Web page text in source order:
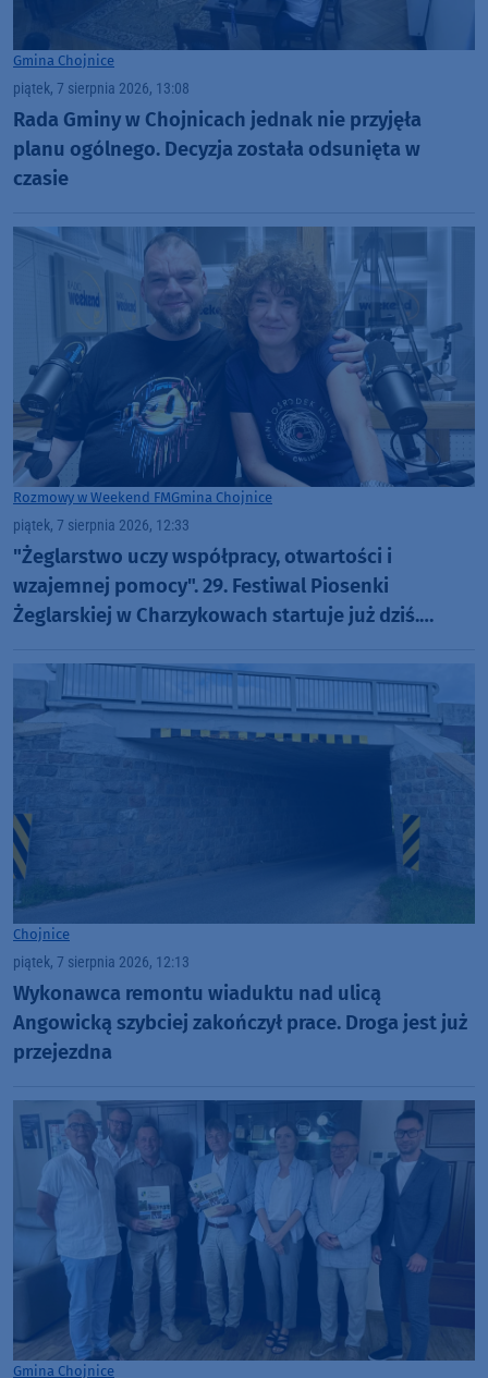
Gmina Chojnice
piątek, 7 sierpnia 2026, 13:08
Rada Gminy w Chojnicach jednak nie przyjęła
planu ogólnego. Decyzja została odsunięta w
czasie
Rozmowy w Weekend FMGmina Chojnice
piątek, 7 sierpnia 2026, 12:33
"Żeglarstwo uczy współpracy, otwartości i
wzajemnej pomocy". 29. Festiwal Piosenki
Żeglarskiej w Charzykowach startuje już dziś.
Chojnice
piątek, 7 sierpnia 2026, 12:13
Wykonawca remontu wiaduktu nad ulicą
Angowicką szybciej zakończył prace. Droga jest już
przejezdna
Gmina Chojnice